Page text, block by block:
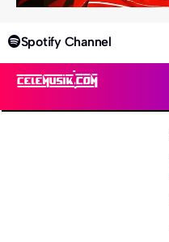
Spotify Channel